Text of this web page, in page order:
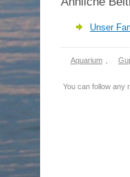
Unser
Aquarium
You can follow any